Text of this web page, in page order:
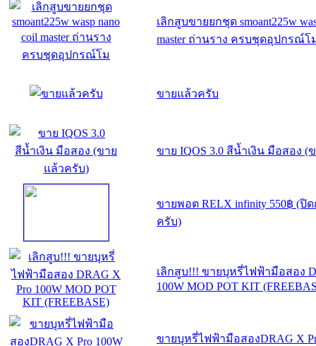
เลิกสูบขายยกชุด smoant225w
master ถ่านราง ครบชุดอุปกรณ์โ
ขายแล้วครับ
ขาย IQOS 3.0 สีน้ำเงิน มือสอง (
ขายพอต RELX infinity 550฿ (ปิ
ครับ)
เลิกสูบ!!! ขายบุหรี่ไฟฟ้ามือสอง
100W MOD POT KIT
ขายบุหรี่ไฟฟ้ามือสองDRAG X